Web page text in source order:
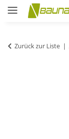
Zurück zur Liste